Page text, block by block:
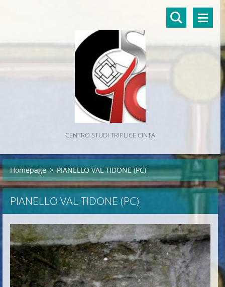
CENTRO STUDI TRIPLICE CINTA
Homepage > PIANELLO VAL TIDONE (PC)
PIANELLO VAL TIDONE (PC)